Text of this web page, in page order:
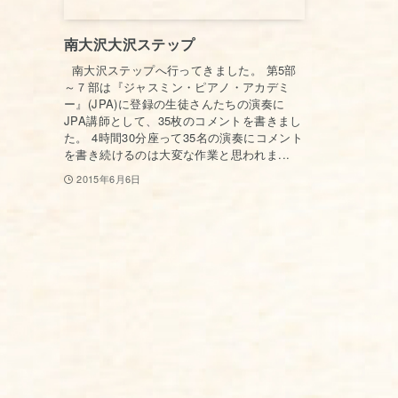
南大沢大沢ステップ
南大沢ステップへ行ってきました。 第5部
～７部は『ジャスミン・ピアノ・アカデミ
ー』(JPA)に登録の生徒さんたちの演奏に
JPA講師として、35枚のコメントを書きまし
た。 4時間30分座って35名の演奏にコメント
を書き続けるのは大変な作業と思われま...
2015年6月6日